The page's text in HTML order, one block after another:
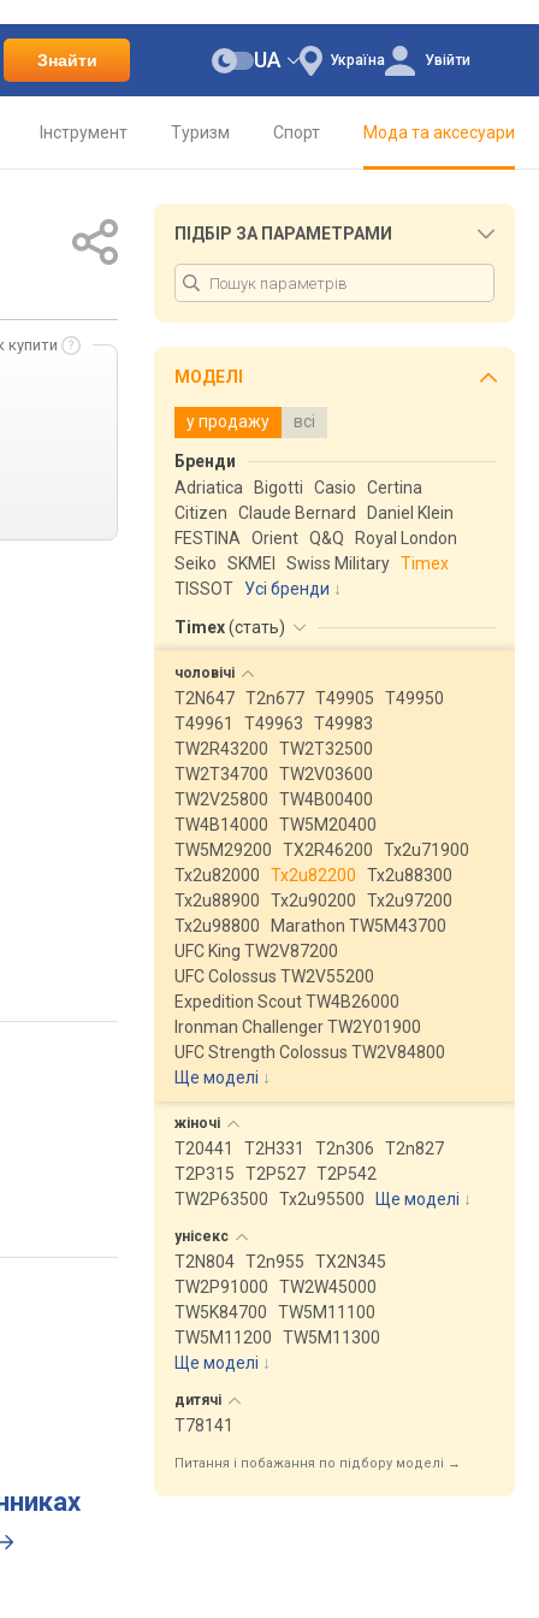
Знайти Україна
UA Увійти
Інструмент Туризм Спорт Мода та аксесуари
купити
ПІДБІР ЗА ПАРАМЕТРАМИ
МОДЕЛІ
у продажу всі
Бренди
Adriatica
Bigotti Casio
Certina
Citizen
Claude Bernard
Daniel Klein
FESTINA
Orient Q&Q
Royal London
Seiko
SKMEI Swiss Military Timex
TISSOT
Усі бренди
Timex(стать)
чоловічі
T2N647 T2n677 T49905
T49950
T49961
T49963
T49983
TW2R43200
TW2T32500
TW2T34700
TW2V03600
TW2V25800
TW4B00400
TW4B14000
TW5M20400
TW5M29200
TX2R46200
Tx2u71900
Tx2u82000
Tx2u82200
Tx2u88300
Tx2u88900
Tx2u90200
Tx2u97200
Tx2u98800
Marathon TW5M43700
UFC King TW2V87200
UFC Colossus TW2V55200
Expedition Scout TW4B26000
Ironman Challenger TW2Y01900
UFC Strength Colossus TW2V84800
Ще моделі ↓
жіночі
T20441 T2H331 T2n306
T2n827
T2P315
T2P527 T2P542
TW2P63500
Tx2u95500 Ще моделі ↓
унісекс
T2N804 T2n955
TX2N345
TW2P91000
TW2W45000
TW5K84700
TW5M11100
TW5M11200
TW5M11300
Ще моделі ↓
дитячі
T78141
Питання і побажання по підбору моделі →